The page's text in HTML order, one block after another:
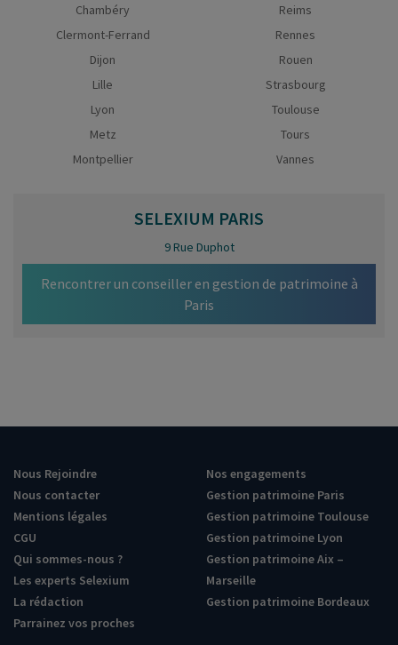
Chambéry
Clermont-Ferrand
Dijon
Lille
Lyon
Metz
Montpellier
Reims
Rennes
Rouen
Strasbourg
Toulouse
Tours
Vannes
SELEXIUM PARIS
9 Rue Duphot
Rencontrer un conseiller en gestion de patrimoine à
Paris
Nous Rejoindre
Nous contacter
Mentions légales
CGU
Qui sommes-nous ?
Les experts Selexium
La rédaction
Parrainez vos proches
Nos engagements
Gestion patrimoine Paris
Gestion patrimoine Toulouse
Gestion patrimoine Lyon
Gestion patrimoine Aix –
Marseille
Gestion patrimoine Bordeaux